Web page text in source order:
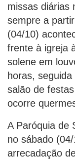
missas diárias
sempre a
(04/10)
frente à igreja
solene em
horas,
salão de
ocorre
A Paróquia de
no sábado
arrecadação